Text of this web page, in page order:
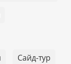
Сайд-тур